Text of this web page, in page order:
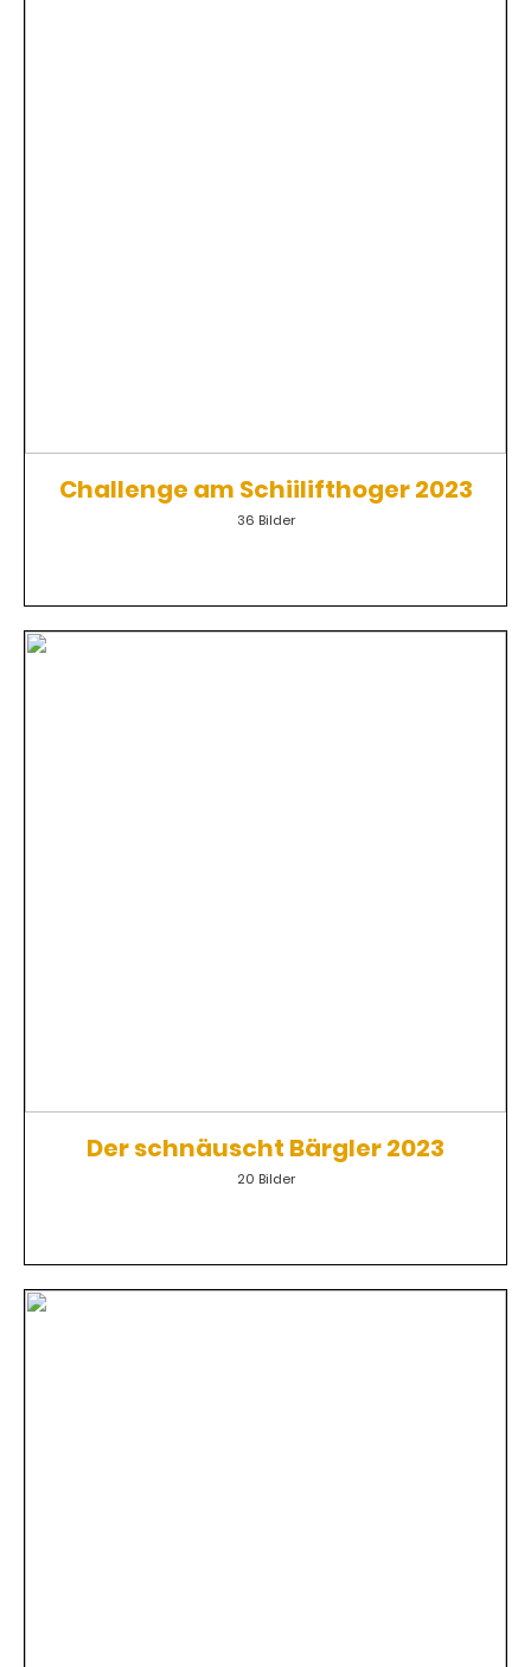
Challenge am Schiilifthoger 2023
36 Bilder
Der schnäuscht Bärgler 2023
20 Bilder